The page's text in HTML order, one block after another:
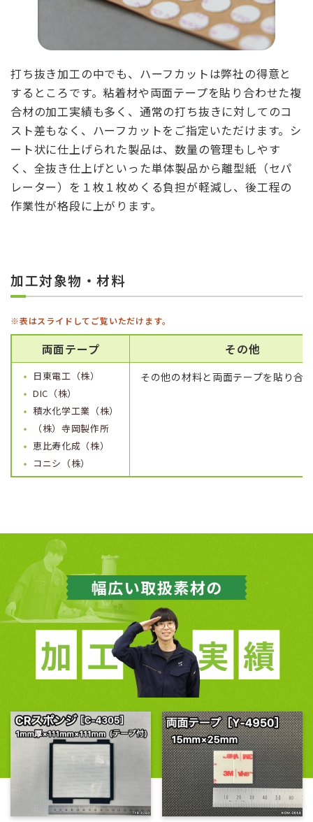
打ち抜き加工の中でも、ハーフカットは弊社の得意と
するところです。粘着材や両面テープを貼り合わせた複
合材の加工実績も多く、通常の打ち抜きに対してのコ
スト差もなく、ハーフカットをご指定いただけます。シ
ート状に仕上げられた製品は、数量の管理もしやす
く、全抜き仕上げといった単体製品から離型紙（セパ
レーター）を１枚１枚めくる負担が軽減し、後工程の
作業性が格段に上がります。
加工対象物・材料
※表はスライドしてご覧いただけます。
両面テープ その他
日東電工（株）
DIC（株）
積水化学工業（株）
（株）寺岡製作所
恵比寿化成（株）
コニシ（株）
その他の材料と両面テープを貼り合